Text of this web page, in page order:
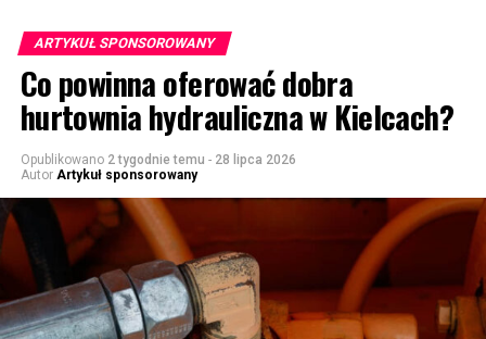
ARTYKUŁ SPONSOROWANY
Co powinna oferować dobra
hurtownia hydrauliczna w Kielcach?
Opublikowano 2 tygodnie temu - 28 lipca 2026
Autor Artykuł sponsorowany